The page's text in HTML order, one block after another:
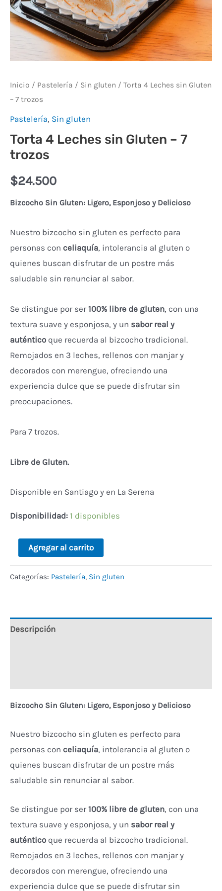
Inicio / Pastelería / Sin gluten / Torta 4 Leches sin Gluten
– 7 trozos
Pastelería, Sin gluten
Torta 4 Leches sin Gluten – 7
trozos
$24.500
Bizcocho Sin Gluten: Ligero, Esponjoso y Delicioso
Nuestro bizcocho sin gluten es perfecto para
personas con celiaquía, intolerancia al gluten o
quienes buscan disfrutar de un postre más
saludable sin renunciar al sabor.
Se distingue por ser 100% libre de gluten, con una
textura suave y esponjosa, y un sabor real y
auténtico que recuerda al bizcocho tradicional.
Remojados en 3 leches, rellenos con manjar y
decorados con merengue, ofreciendo una
experiencia dulce que se puede disfrutar sin
preocupaciones.
Para 7 trozos.
Libre de Gluten.
Disponible en Santiago y en La Serena
Disponibilidad: 1 disponibles
Agregar al carrito
Categorías: Pastelería, Sin gluten
Descripción
Bizcocho Sin Gluten: Ligero, Esponjoso y Delicioso
Nuestro bizcocho sin gluten es perfecto para
personas con celiaquía, intolerancia al gluten o
quienes buscan disfrutar de un postre más
saludable sin renunciar al sabor.
Se distingue por ser 100% libre de gluten, con una
textura suave y esponjosa, y un sabor real y
auténtico que recuerda al bizcocho tradicional.
Remojados en 3 leches, rellenos con manjar y
decorados con merengue, ofreciendo una
experiencia dulce que se puede disfrutar sin